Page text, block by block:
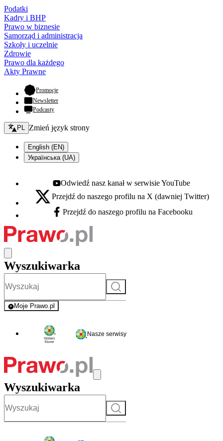
Podatki
Kadry i BHP
Prawo w biznesie
Samorząd i administracja
Szkoły i uczelnie
Zdrowie
Prawo dla każdego
Akty Prawne
Promocje- otwiera się w nowej karcie
Newsletter
Podcasty
Zmień język - bieżący:
PL Zmień język strony
English (EN)
Українська (UA)
Youtube - otwiera się w nowej karcie
Odwiedź nasz kanał w serwisie YouTube
X - otwiera się w nowej karcie
Przejdź do naszego profilu na X (dawniej Twitter)
Facebook - otwiera się w nowej karcie
Przejdź do naszego profilu na Facebooku
Wyszukiwarka
Szukaj
Moje Prawo.pl
- rejestracja i logowanie do serwisu
Nasze serwisy
Wyszukiwarka
Szukaj